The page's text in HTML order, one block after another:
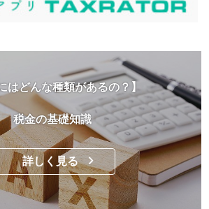
はどんな種類があるの？】
税金の基礎知識
詳しく見る